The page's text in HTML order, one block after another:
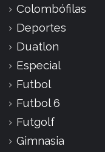
Colombófilas
Deportes
Duatlon
Especial
Futbol
Futbol 6
Futgolf
Gimnasia